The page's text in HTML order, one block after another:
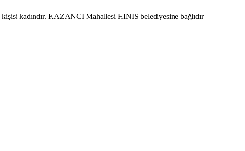
kadındır. KAZANCI Mahallesi HINIS belediyesine bağlıdır